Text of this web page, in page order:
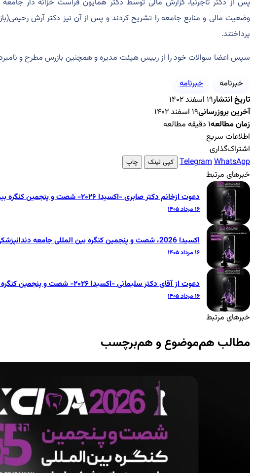
پس از دکتر تاجرنیا، گزارش مالی توسط دکتر همایون فراست خزانه دار جامعه
وضعیت مالی و منابع جامعه را تشریح کردند و پس از آن نیز دکتر آرش
پرداختند.
سپس اعضا سوالات خود را از رییس هیئت مدیره و همچنین بازرس مطرح و
خبرنامه
خبرنامه
تاریخ انتشار۱۹ اسفند ۱۴۰۲
آخرین بروزرسانی۱۹ اسفند ۱۴۰۲
زمان مطالعه۱ دقیقه مطالعه
اطلاعات سریع
اشتراک‌گذاری
TelegramWhatsApp کپی لینک چاپ
خبرهای مرتبط
دعوت ازخانم دکتر صابری -اکسیدا ۲۰۲۶- شصت و پنجمین کنگره بین‌المللی جامعه دندانپزشکی ایران
۱۶ مرداد ۱۴۰۵
اکسیدا 2026، شصت و پنجمین کنگره بین المللی جامعه دندانپزشکی ایران
۱۶ مرداد ۱۴۰۵
دعوت از آقای دکتر سلیمانی -اکسیدا ۲۰۲۶- شصت و پنجمین کنگره بین‌المللی جامعه دندانپزشکی ایران
۱۶ مرداد ۱۴۰۵
خبرهای مرتبط
مطالب هم‌موضوع و هم‌برچسب